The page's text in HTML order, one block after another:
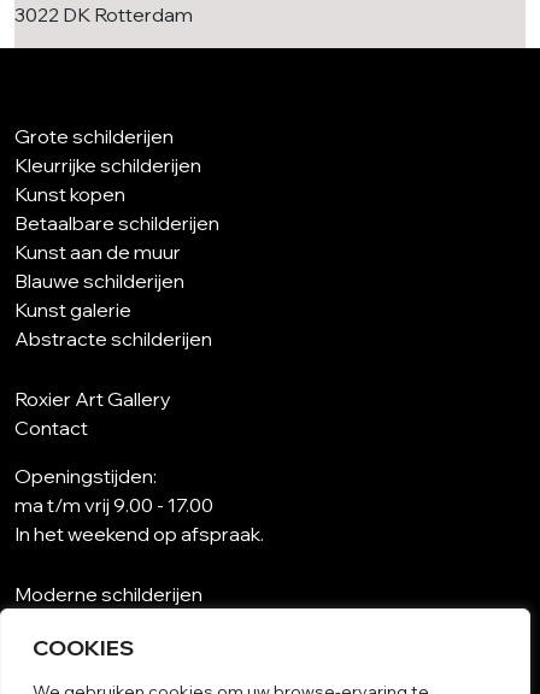
COOKIES
3022 DK Rotterdam
Grote schilderijen
Kleurrijke schilderijen
Kunst kopen
Betaalbare schilderijen
Kunst aan de muur
Blauwe schilderijen
Kunst galerie
Abstracte schilderijen
Roxier Art Gallery
Contact
Openingstijden:
ma t/m vrij 9.00 - 17.00
In het weekend op afspraak.
Moderne schilderijen
Kunst op maat
Schilderijen woonkamer